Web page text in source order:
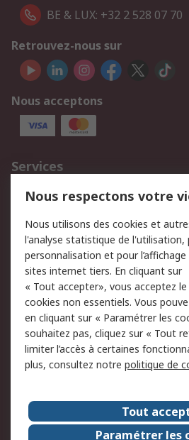
BE & LUX: +32 2 528 07 70
Retrouvez-nous sur
Nous acceptons
Services
750.000 produits
Retours
Track & trace
Legal
Politique de cookies
Politique de protection
des données - Mise à
jour
de
A propos de RS
Le groupe RS Group A
Nous respectons votre
Nous utilisons des cookies et
l'analyse statistique de l'utilisation,
personnalisation et pour
sites internet tiers. En cliquant sur
« Tout accepter», vous acceptez
cookies non essentiels. Vous
en cliquant sur « Paramétrer les
souhaitez pas, cliquez sur « Tout
limiter l’accès à certaines
plus, consultez notre politique de
Tout
Paramétrer les